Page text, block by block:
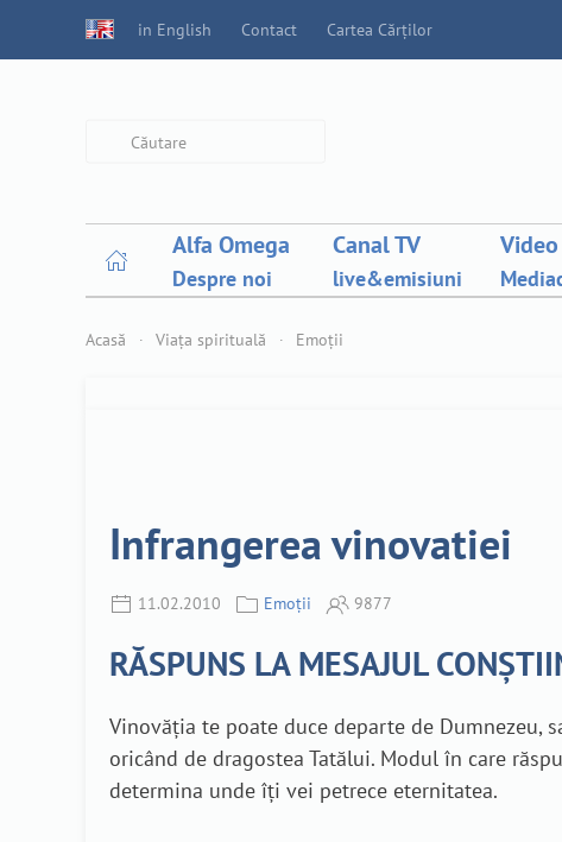
in English Contact Cartea Cărților
Alfa Omega
Despre noi
Canal TV
live&emisiuni
Video
Acasă Viața spirituală Emoții
Infrangerea vinovatiei
11.02.2010 Emoții 9877
RĂSPUNS LA MESAJUL
Vinovăția te poate duce departe de Dumnezeu,
oricând de dragostea Tatălui. Modul în care
determina unde îți vei petrece eternitatea.